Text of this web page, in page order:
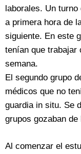
laborales. Un
a primera hora de
siguiente. En este
tenían que trabajar
semana.
El segundo grupo
médicos que no
guardia in situ. Se
grupos gozaban de
Al comenzar el